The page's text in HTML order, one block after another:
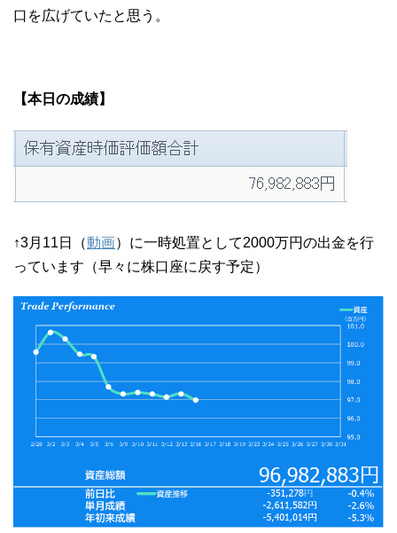
口を広げていたと思う。
【本日の成績】
↑3月11日（動画）に一時処置として2000万円の出金を行
っています（早々に株口座に戻す予定）